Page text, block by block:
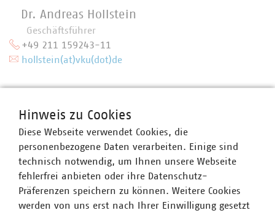
Dr. Andreas Hollstein
Geschäftsführer
+49 211 159243-11
hollstein(at)vku(dot)de
Hinweis zu Cookies
Diese Webseite verwendet Cookies, die
personenbezogene Daten verarbeiten. Einige sind
technisch notwendig, um Ihnen unsere Webseite
fehlerfrei anbieten oder ihre Datenschutz-
Präferenzen speichern zu können. Weitere Cookies
werden von uns erst nach Ihrer Einwilligung gesetzt